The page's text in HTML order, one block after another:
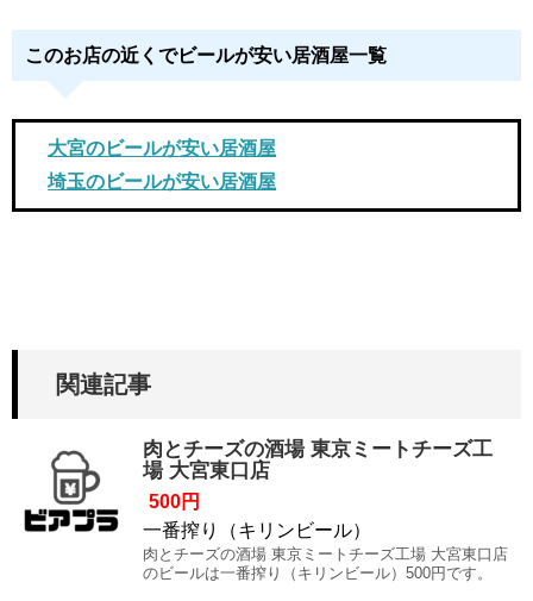
このお店の近くでビールが安い居酒屋一覧
大宮のビールが安い居酒屋
埼玉のビールが安い居酒屋
関連記事
肉とチーズの酒場 東京ミートチーズ工
場 大宮東口店
500円
一番搾り（キリンビール）
肉とチーズの酒場 東京ミートチーズ工場 大宮東口店
のビールは一番搾り（キリンビール）500円です。